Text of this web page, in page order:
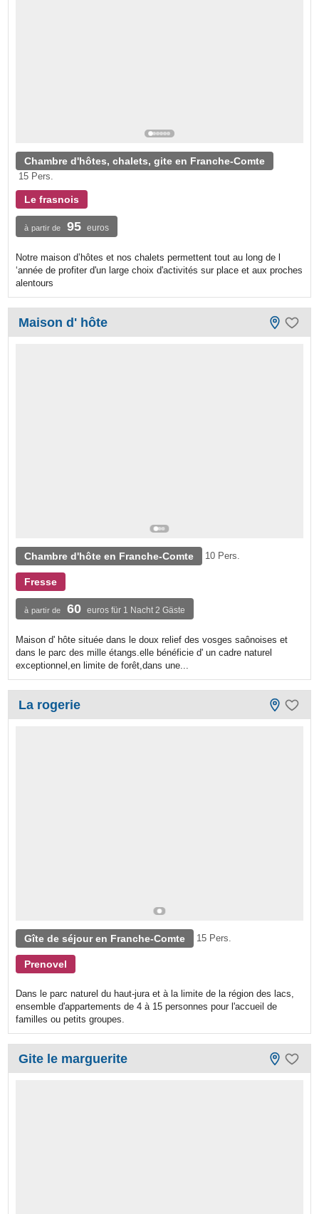
Chambre d'hôtes, chalets, gite en Franche-Comte
15 Pers.
Le frasnois
à partir de 95 euros
Notre maison d’hôtes et nos chalets permettent tout au long de l
‘année de profiter d'un large choix d'activités sur place et aux proches
alentours
Maison d' hôte
Chambre d'hôte en Franche-Comte 10 Pers.
Fresse
à partir de 60 euros für 1 Nacht 2 Gäste
Maison d' hôte située dans le doux relief des vosges saônoises et
dans le parc des mille étangs.elle bénéficie d' un cadre naturel
exceptionnel,en limite de forêt,dans une...
La rogerie
Gîte de séjour en Franche-Comte 15 Pers.
Prenovel
Dans le parc naturel du haut-jura et à la limite de la région des lacs,
ensemble d'appartements de 4 à 15 personnes pour l'accueil de
familles ou petits groupes.
Gite le marguerite